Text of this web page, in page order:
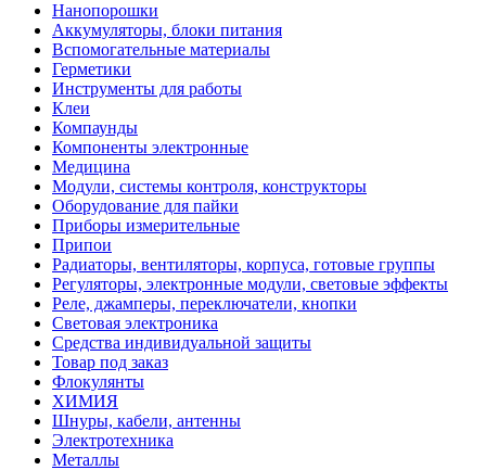
Нанопорошки
Аккумуляторы, блоки питания
Вспомогательные материалы
Герметики
Инструменты для работы
Клеи
Компаунды
Компоненты электронные
Медицина
Модули, системы контроля, конструкторы
Оборудование для пайки
Приборы измерительные
Припои
Радиаторы, вентиляторы, корпуса, готовые группы
Регуляторы, электронные модули, световые эффекты
Реле, джамперы, переключатели, кнопки
Световая электроника
Средства индивидуальной защиты
Товар под заказ
Флокулянты
ХИМИЯ
Шнуры, кабели, антенны
Электротехника
Металлы